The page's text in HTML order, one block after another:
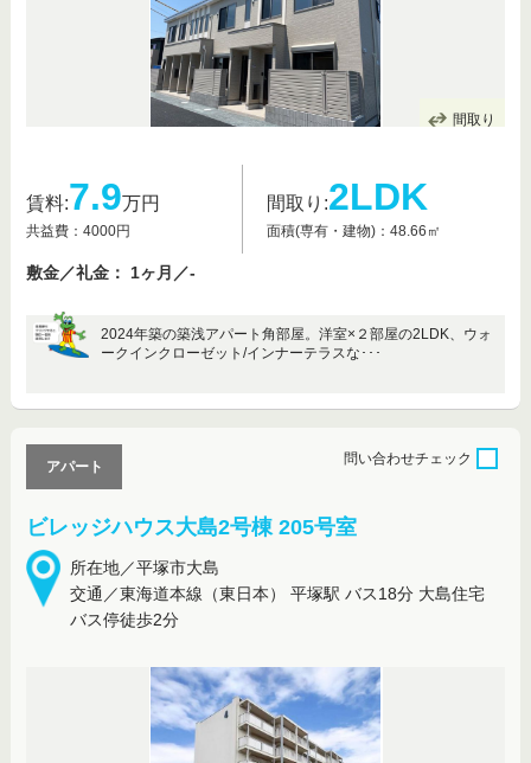
間取り
賃料:7.9万円
共益費：4000円
間取り:2LDK
面積(専有・建物)：48.66㎡
敷金／礼金： 1ヶ月／-
2024年築の築浅アパート角部屋。洋室×２部屋の2LDK、ウォ
ークインクローゼット/インナーテラスな･･･
ビレッジハウス大島2号棟 205号室
所在地／平塚市大島
交通／東海道本線（東日本） 平塚駅 バス18分 大島住宅
バス停徒歩2分
アパート
問い合わせチェック